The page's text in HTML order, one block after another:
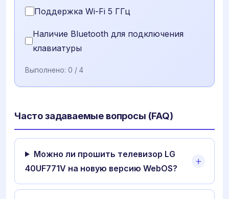
Поддержка Wi-Fi 5 ГГц
Наличие Bluetooth для подключения
клавиатуры
Выполнено: 0 / 4
Часто задаваемые вопросы (FAQ)
Можно ли прошить телевизор LG
40UF771V на новую версию WebOS?